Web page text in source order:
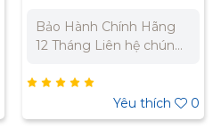
Bảo Hành Chính Hãng
12 Tháng Liên hệ chúng
nhất cho dự án. Miền
Bắc : 0989 310 979 –
0973 106 269 Miền Nam:
Yêu thích 0